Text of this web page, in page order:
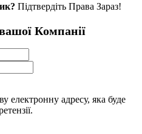
Підтвердіть Права Зараз!
Компанії
електронну адресу, яка буде